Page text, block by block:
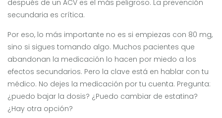
después de un ACV es el más peligroso. La prevención
secundaria es crítica.
Por eso, lo más importante no es si empiezas con 80 mg,
sino si sigues tomando algo. Muchos pacientes que
abandonan la medicación lo hacen por miedo a los
efectos secundarios. Pero la clave está en hablar con tu
médico. No dejes la medicación por tu cuenta. Pregunta:
¿puedo bajar la dosis? ¿Puedo cambiar de estatina?
¿Hay otra opción?